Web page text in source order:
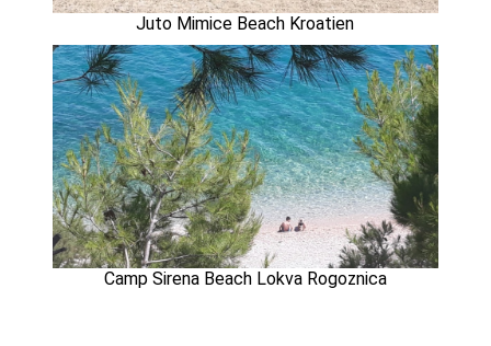
Juto Mimice Beach Kroatien
Camp Sirena Beach Lokva Rogoznica